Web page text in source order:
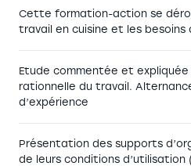
Cette formation-action se
travail en cuisine et les
Etude commentée et expliquée
rationnelle du travail.
d’expérience
Présentation des supports
de leurs conditions d’utilisation
4 niveaux d’unités de
au total 150 lits, soit un